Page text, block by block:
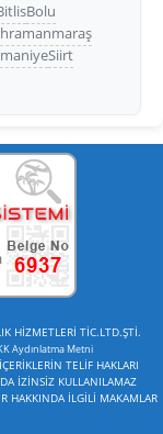
Bolu
Siirt
HİZMETLERİ TİC.LTD.ŞTİ.
Aydınlatma Metni
TELİF HAKLARI
İZİNSİZ KULLANILAMAZ
HAKKINDA İLGİLİ MAKAMLAR